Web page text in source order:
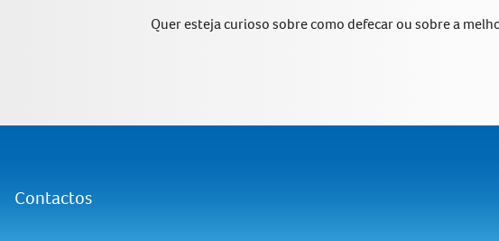
Quer esteja curioso sobre como defecar ou sobre a
Contactos